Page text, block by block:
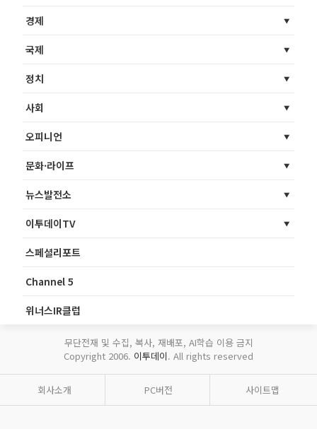
경제
국제
정치
사회
오피니언
문화·라이프
뉴스발전소
이투데이TV
스페셜리포트
Channel 5
위너스IR클럽
무단전재 및 수집, 복사, 재배포, AI학습 이용 금지
Copyright 2006. 이투데이. All rights reserved
회사소개 PC버전 사이트맵